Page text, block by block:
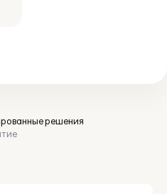
решения